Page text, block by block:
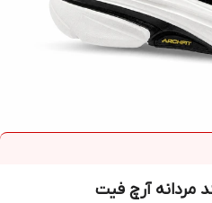
مردانه آرچ فیت